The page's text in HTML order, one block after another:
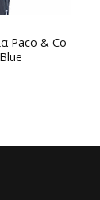
Paco & Co